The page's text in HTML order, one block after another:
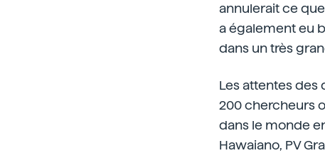
annulerait ce
a également eu
dans un très
Les attentes des
200 chercheurs
dans le monde
Hawaiano, PV